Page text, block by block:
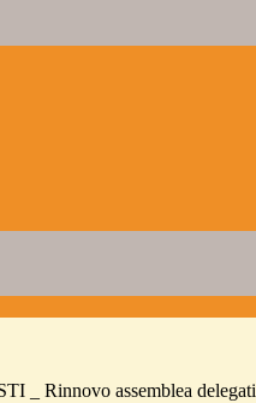
_ Rinnovo assemblea